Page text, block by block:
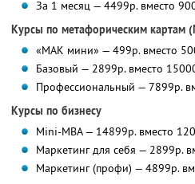
За 1 месяц — 4499р. вместо
Курсы по метафорическим картам
«МАК мини» — 499р. вместо
Базовый — 2899р. вместо
Профессиональный — 7899р.
Курсы по бизнесу
Mini-MBA — 14899р. вместо
Маркетинг для себя — 2899р.
Маркетинг (профи) — 4899р.